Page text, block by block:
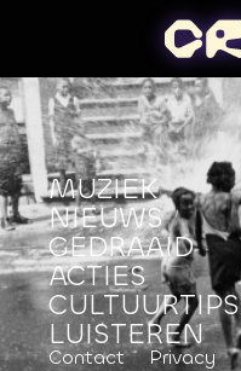
MUZIEK
NIEUWS
GEDRAAID
ACTIES
CULTUURTIPS
LUISTEREN
Contact
Privacy